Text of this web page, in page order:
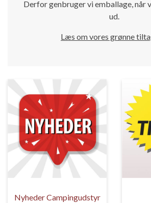
Derfor genbruger vi emballage, når
ud.
Læs om vores grønne
Nyheder Campingudstyr